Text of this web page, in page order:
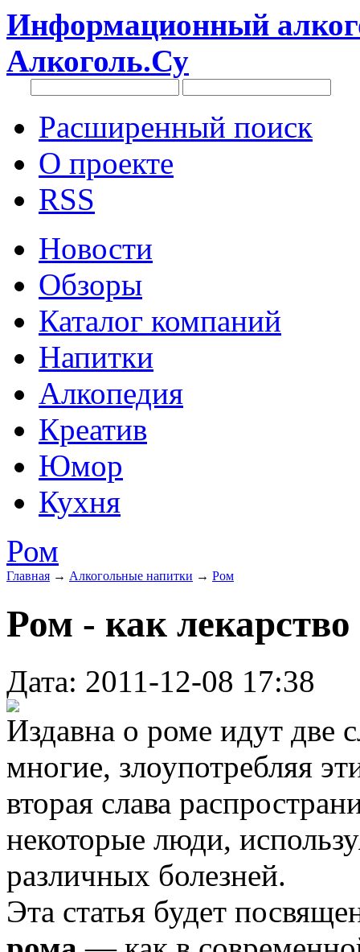
Информационный
Алкоголь.Су
Расширенный поиск
О проекте
RSS
Новости
Обзоры
Каталог компаний
Напитки
Алкопедия
Креатив
Юмор
Кухня
Ром
Главная → Алкогольные напитки → Ром
Ром - как
Дата: 2011-12-08 17:38
Издавна о роме идут две
многие, злоупотребляя
вторая слава
некоторые люди,
различных болезней.
Эта статья будет